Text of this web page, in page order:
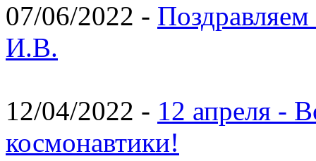
07/06/2022 -
И.В.
12/04/2022 - 12 апреля -
космонавтики!